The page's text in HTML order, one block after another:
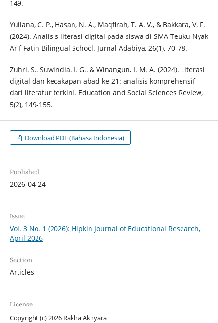
149.
Yuliana, C. P., Hasan, N. A., Maqfirah, T. A. V., & Bakkara, V. F.
(2024). Analisis literasi digital pada siswa di SMA Teuku Nyak
Arif Fatih Bilingual School. Jurnal Adabiya, 26(1), 70-78.
Zuhri, S., Suwindia, I. G., & Winangun, I. M. A. (2024). Literasi
digital dan kecakapan abad ke-21: analisis komprehensif
dari literatur terkini. Education and Social Sciences Review,
5(2), 149-155.
Download PDF (Bahasa Indonesia)
Published
2026-04-24
Issue
Vol. 3 No. 1 (2026): Hipkin Journal of Educational Research,
April 2026
Section
Articles
License
Copyright (c) 2026 Rakha Akhyara